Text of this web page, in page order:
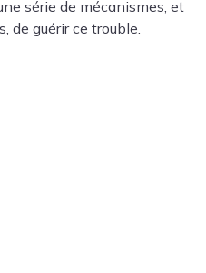
série de mécanismes, et
de guérir ce trouble.